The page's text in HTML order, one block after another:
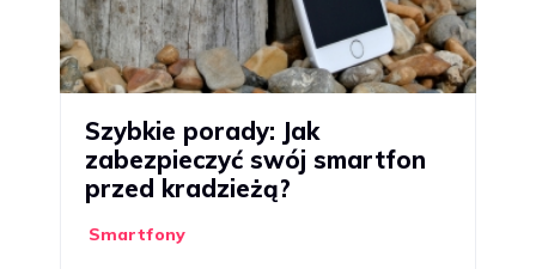
Szybkie porady: Jak
zabezpieczyć swój smartfon
przed kradzieżą?
Smartfony